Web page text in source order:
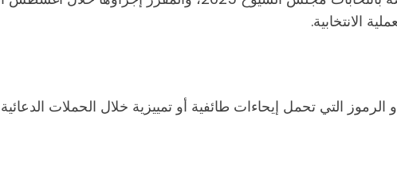
الانتخابية.
التي تحمل إيحاءات طائفية أو تمييزية خلال الحملات